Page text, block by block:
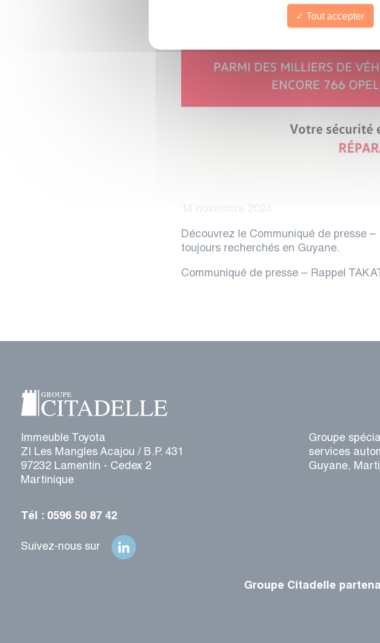
14 novembre 2024
Découvrez le Communiqué de presse
toujours recherchés en Guyane.
Communiqué de presse – Rappel
Immeuble Toyota
ZI Les Mangles Acajou / B.P. 431
97232 Lamentin - Cedex 2
Martinique
Tél : 0596 50 87 42
Suivez-nous sur
Groupe
services
Guyane,
Groupe Citadelle
Tout accepter